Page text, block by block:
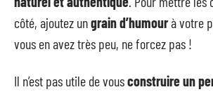
côté, ajoutez ungrain d’humourà votre
vous en avez très peu, ne forcez pas !
Il n’est pas utile de vousconstruire un